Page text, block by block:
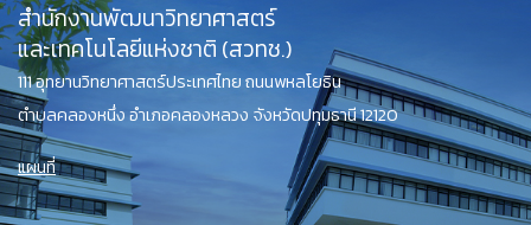
สำนักงานพัฒนาวิทยาศาสตร์
และเทคโนโลยีแห่งชาติ (สวทช.)
111 อุทยานวิทยาศาสตร์ประเทศไทย ถนนพหลโยธิน
ตำบลคลองหนึ่ง อำเภอคลองหลวง จังหวัดปทุมธานี 12120
แผนที่